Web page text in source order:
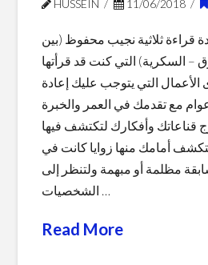
HUSSEIN 11/06/2018
قراءة ثلاثية نجيب محفوظ (بين
السكرية) التي كنت قد قرأتها
الأعمال التي يتوجب عليك إعادة
مع تقدمك في العمر والخبرة
قناعاتك وأفكارك لتكتشف فيها
أمامك منها زوايا كانت في
مظلمة أو مبهمة ولتنظر إلى
الشخصيات …
Read More